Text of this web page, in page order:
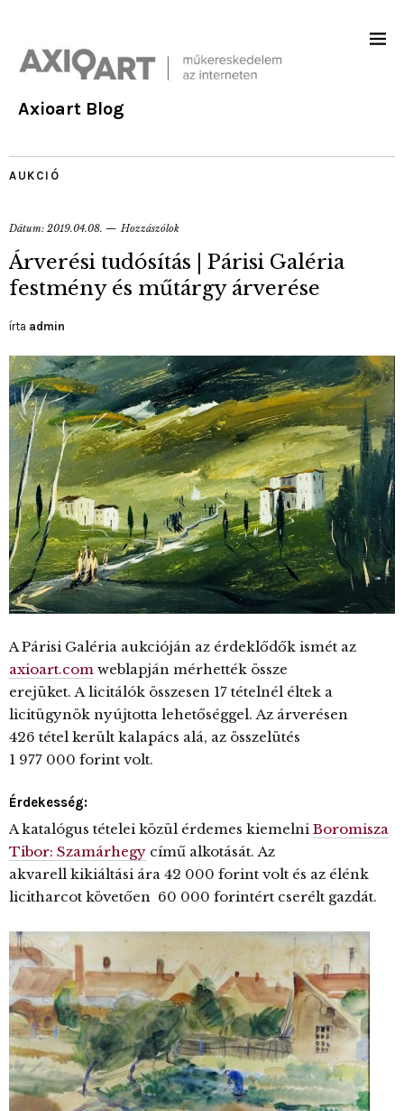
Axioart Blog
AUKCIÓ
Dátum: 2019.04.08. Hozzászólok
Árverési tudósítás | Párisi Galéria
festmény és műtárgy árverése
írta admin
A Párisi Galéria aukcióján az érdeklődők ismét az
axioart.com weblapján mérhették össze
erejüket. A licitálók összesen 17 tételnél éltek a
licitügynök nyújtotta lehetőséggel. Az árverésen
426 tétel került kalapács alá, az összelütés
1 977 000 forint volt.
Érdekesség:
A katalógus tételei közül érdemes kiemelni Boromisza
Tibor: Szamárhegy című alkotását. Az
akvarell kikiáltási ára 42 000 forint volt és az élénk
licitharcot követően 60 000 forintért cserélt gazdát.